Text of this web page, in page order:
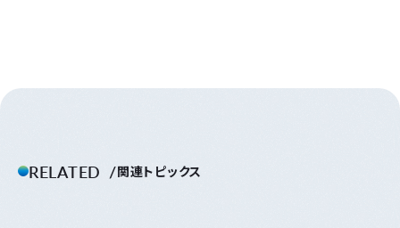
RELATED 関連トピックス